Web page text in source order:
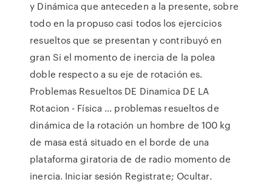
y Dinámica que anteceden a la presente, sobre
todo en la propuso casi todos los ejercicios
resueltos que se presentan y contribuyó en
gran Si el momento de inercia de la polea
doble respecto a su eje de rotación es.
Problemas Resueltos DE Dinamica DE LA
Rotacion - Física ... problemas resueltos de
dinámica de la rotación un hombre de 100 kg
de masa está situado en el borde de una
plataforma giratoria de de radio momento de
inercia. Iniciar sesión Registrate; Ocultar.